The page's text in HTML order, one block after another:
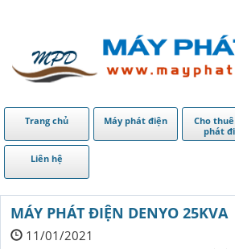
Trang chủ Máy phát điện
Cho
phát
Liên hệ
MÁY PHÁT ĐIỆN DENYO 25KVA
11/01/2021